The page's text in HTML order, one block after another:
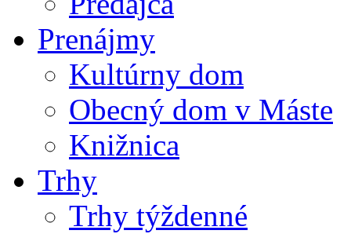
Prenájmy
Kultúrny dom
Obecný dom v Máste
Knižnica
Trhy
Trhy týždenné